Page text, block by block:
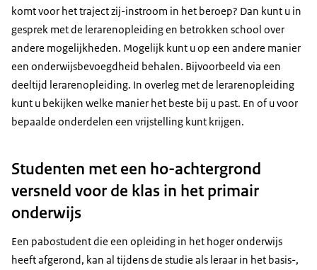
komt voor het traject zij-instroom in het beroep? Dan kunt u in
gesprek met de lerarenopleiding en betrokken school over
andere mogelijkheden. Mogelijk kunt u op een andere manier
een onderwijsbevoegdheid behalen. Bijvoorbeeld via een
deeltijd lerarenopleiding. In overleg met de lerarenopleiding
kunt u bekijken welke manier het beste bij u past. En of u voor
bepaalde onderdelen een vrijstelling kunt krijgen.
Studenten met een ho-achtergrond
versneld voor de klas in het primair
onderwijs
Een pabostudent die een opleiding in het hoger onderwijs
heeft afgerond, kan al tijdens de studie als leraar in het basis-,